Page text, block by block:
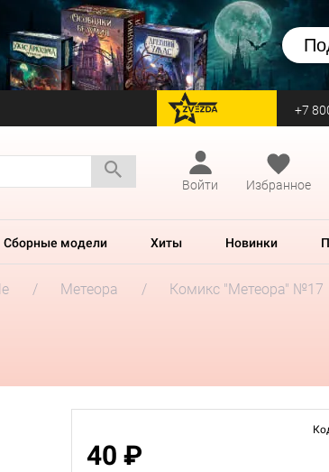
перейти на Zvezda +7
Войти
Избранное
Сборные модели Хиты Новинки
Метеора Комикс "Метеора" №17
40 ₽